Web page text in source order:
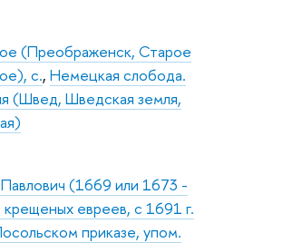
(Преображенск, Старое
с., Немецкая слобода.
(Швед, Шведская земля,
(1669 или 1673 -
евреев, с 1691 г.
приказе, упом.